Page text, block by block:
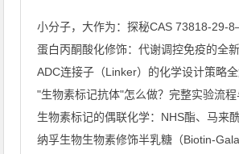
小分子，大作为：探秘CAS 73818-29-
ADC连接子（Linker）的化学设计策略
"生物素标记抗体"怎么做？完整实验流
纳孚生物生物素修饰半乳糖（Biotin-